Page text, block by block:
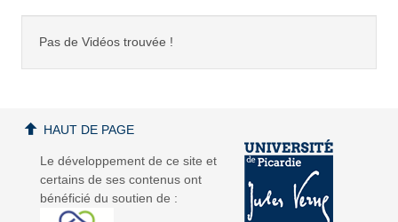
Pas de Vidéos trouvée !
Le développement de ce site et
certains de ses contenus ont
bénéficié du soutien de :
HAUT DE PAGE